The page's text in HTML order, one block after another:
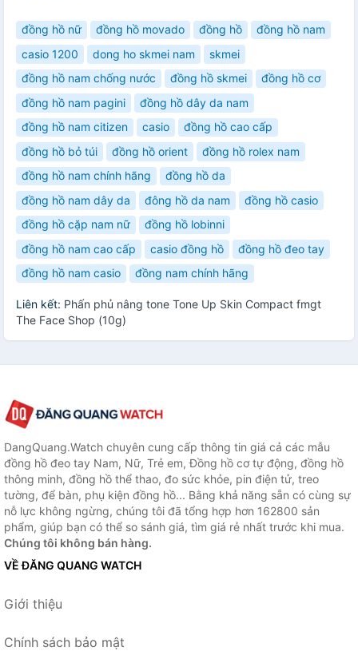
đồng hồ nữ đồng hồ movado đồng hồ
đồng hồ nam
casio 1200
dong ho skmei nam
skmei
đồng hồ nam chống nước
đồng hồ skmei
đồng hồ cơ
đồng hồ nam pagini
đồng hồ dây da nam
đồng hồ nam citizen
casio
đồng hồ cao cấp
đồng hồ bỏ túi
đồng hồ orient
đồng hồ rolex nam
đồng hồ nam chính hãng
đồng hồ da
đồng hồ nam dây da
đông hồ da nam
đồng hồ casio
đồng hồ cặp nam nữ
đồng hồ lobinni
đồng hồ nam cao cấp
casio đồng hồ
đồng hồ đeo tay
đồng hồ nam casio
đồng nam chính hãng
Liên kết: Phấn phủ nâng tone Tone Up Skin Compact fmgt
The Face Shop (10g)
DangQuang.Watch chuyên cung cấp thông tin giá cả các mẫu
đồng hồ đeo tay Nam, Nữ, Trẻ em, Đồng hồ cơ tự động, đồng hồ
thông minh, đồng hồ thể thao, đo sức khỏe, pin điện tử, treo
tường, để bàn, phụ kiện đồng hồ... Bằng khả năng sẵn có cùng sự
nỗ lực không ngừng, chúng tôi đã tổng hợp hơn 162800 sản
phẩm, giúp bạn có thể so sánh giá, tìm giá rẻ nhất trước khi mua.
Chúng tôi không bán hàng.
VỀ ĐĂNG QUANG WATCH
Giới thiệu
Chính sách bảo mật